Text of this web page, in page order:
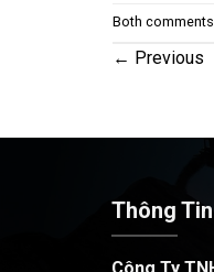
Both
← Previous
Thông